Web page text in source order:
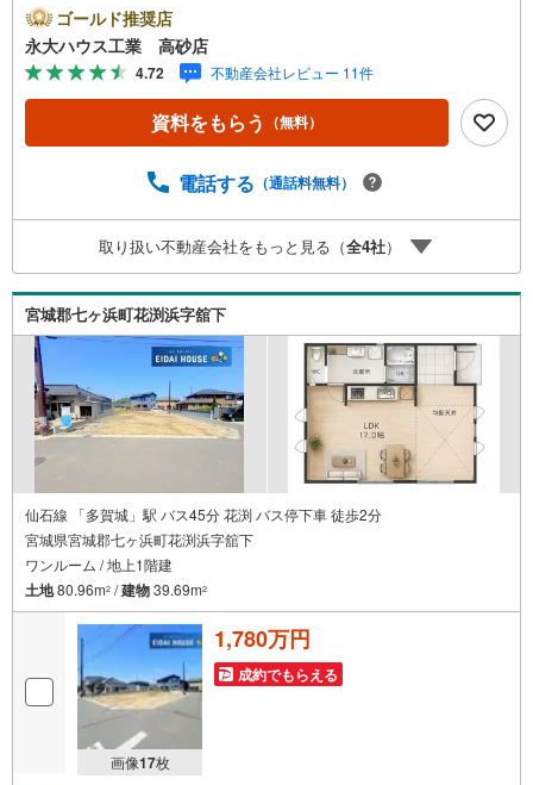
らでは当社の強みを大きく2つに分けてご紹介！1.＜豊富な
不動産知識＞戸建・マンション・土地...と種別を問わず不
動産を取り扱っております。更に教育施設や商業施設、子
育て環境や行政などの地域情報を総合し、お客様により良
い物件選びをして頂けるよう、しっかりとサポートさせて
頂きます。2.＜経験豊富なスタッフ＞当社では【購入】
様々なご質問はもちろん、ご購入時に気になる住宅ローン
店舗ではキッズスペースも完備！お子様連れのご家族様で
是非お越しください。営業時間:10:00～18:00（定休日火・
水曜日※店舗により変動あり）現地のご案内も可能ですの
で、どうぞお気軽にお問い合わせください！
ゴールド推奨店
永大ハウス工業 高砂店
4.72 不動産会社レビュー 11件
資料をもらう （無料）
電話する （通話料無料）
取り扱い不動産会社をもっと見る（全4社）
宮城郡七ヶ浜町花渕浜字舘下
仙石線 「多賀城」駅 バス45分 花渕 バス停下車 徒歩2分
宮城県宮城郡七ヶ浜町花渕浜字舘下
ワンルーム / 地上1階建
土地80.96m2 /建物39.69m2
画像17枚
1,780万円
成約でもらえる